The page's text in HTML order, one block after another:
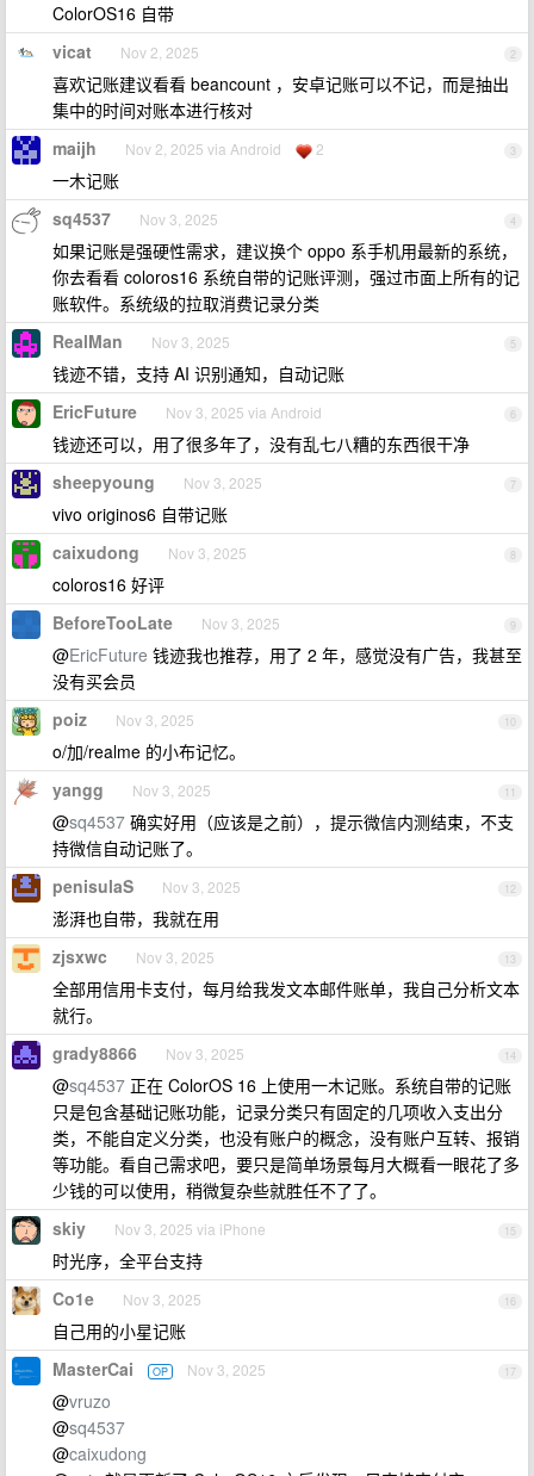
ColorOS16 自带
2
vicat Nov 2, 2025
喜欢记账建议看看 beancount ，安卓记账可以不记，而是抽出
集中的时间对账本进行核对
3
maijh Nov 2, 2025 via Android 2
一木记账
4
sq4537 Nov 3, 2025
如果记账是强硬性需求，建议换个 oppo 系手机用最新的系统，
你去看看 coloros16 系统自带的记账评测，强过市面上所有的记
账软件。系统级的拉取消费记录分类
5
RealMan Nov 3, 2025
钱迹不错，支持 AI 识别通知，自动记账
6
EricFuture Nov 3, 2025 via Android
钱迹还可以，用了很多年了，没有乱七八糟的东西很干净
7
sheepyoung Nov 3, 2025
vivo originos6 自带记账
8
caixudong Nov 3, 2025
coloros16 好评
9
BeforeTooLate Nov 3, 2025
@EricFuture 钱迹我也推荐，用了 2 年，感觉没有广告，我甚至
没有买会员
10
poiz Nov 3, 2025
o/加/realme 的小布记忆。
11
yangg Nov 3, 2025
@sq4537 确实好用（应该是之前），提示微信内测结束，不支
持微信自动记账了。
12
penisulaS Nov 3, 2025
澎湃也自带，我就在用
13
zjsxwc Nov 3, 2025
全部用信用卡支付，每月给我发文本邮件账单，我自己分析文本
就行。
14
grady8866 Nov 3, 2025
@sq4537 正在 ColorOS 16 上使用一木记账。系统自带的记账
只是包含基础记账功能，记录分类只有固定的几项收入支出分
类，不能自定义分类，也没有账户的概念，没有账户互转、报销
等功能。看自己需求吧，要只是简单场景每月大概看一眼花了多
少钱的可以使用，稍微复杂些就胜任不了了。
15
skiy Nov 3, 2025 via iPhone
时光序，全平台支持
16
Co1e Nov 3, 2025
自己用的小星记账
17
MasterCai OP Nov 3, 2025
@vruzo
@sq4537
@caixudong